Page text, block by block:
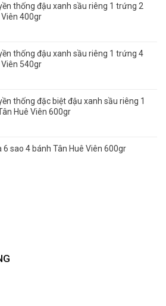
tại
là:
thống đậu xanh sầu riêng 1 trứng 2
400gr
thống đậu xanh sầu riêng 1 trứng 4
540gr
thống đặc biệt đậu xanh sầu riêng 1
Huê Viên 600gr
6 sao 4 bánh Tân Huê Viên 600gr